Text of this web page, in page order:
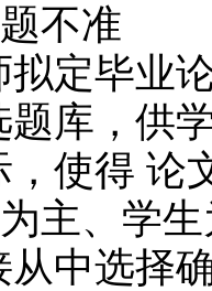
不准
定毕业
库，供
使得 论
主、学
中选择